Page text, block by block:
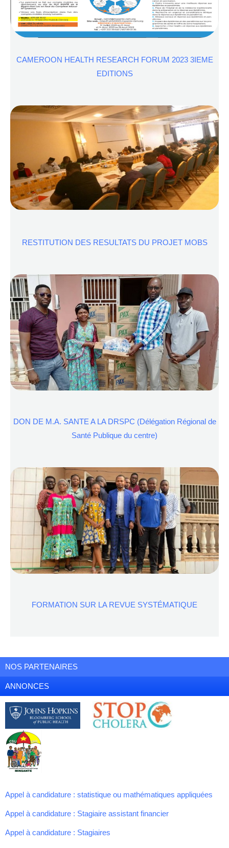
CAMEROON HEALTH RESEARCH FORUM 2023 3IEME
EDITIONS
RESTITUTION DES RESULTATS DU PROJET MOBS
DON DE M.A. SANTE A LA DRSPC (Délégation Régional de
Santé Publique du centre)
FORMATION SUR LA REVUE SYSTÉMATIQUE
NOS PARTENAIRES
ANNONCES
Appel à candidature : statistique ou mathématiques appliquées
Appel à candidature : Stagiaire assistant financier
Appel à candidature : Stagiaires